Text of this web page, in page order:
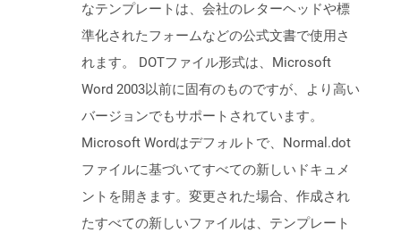
なテンプレートは、会社のレターヘッドや標
準化されたフォームなどの公式文書で使用さ
れます。 DOTファイル形式は、Microsoft
Word 2003以前に固有のものですが、より高い
バージョンでもサポートされています。
Microsoft Wordはデフォルトで、Normal.dot
ファイルに基づいてすべての新しいドキュメ
ントを開きます。変更された場合、作成され
たすべての新しいファイルは、テンプレート